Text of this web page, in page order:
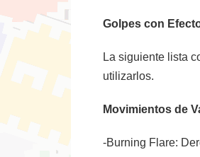
Golpes con
La siguiente lista
utilizarlos.
Movimientos de
-Burning Flare: